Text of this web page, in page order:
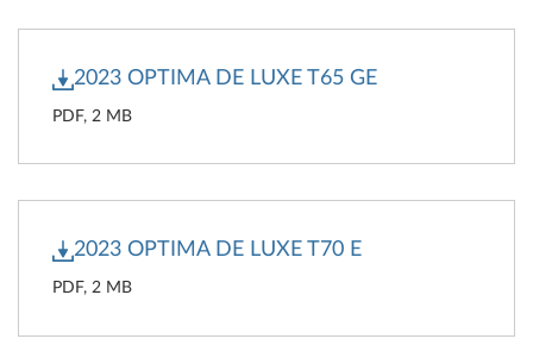
2023 OPTIMA DE LUXE T65 GE
PDF, 2 MB
2023 OPTIMA DE LUXE T70 E
PDF, 2 MB